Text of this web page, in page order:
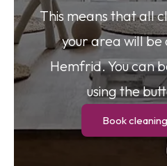
This means that all
your area will
Hemfrid. You can
using the
Book